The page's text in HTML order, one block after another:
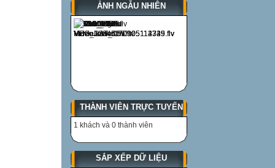
ẢNH NGẪU NHIÊN
THÀNH VIÊN TRỰC TUYẾN
1 khách và 0 thành viên
SẮP XẾP DỮ LIỆU